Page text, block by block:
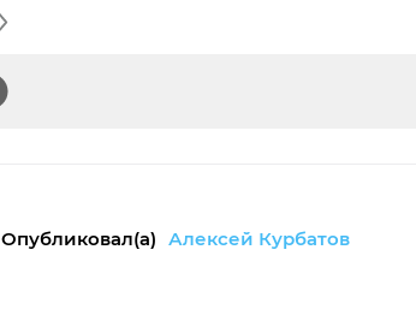
Опубликовал(а) Алексей Курбатов